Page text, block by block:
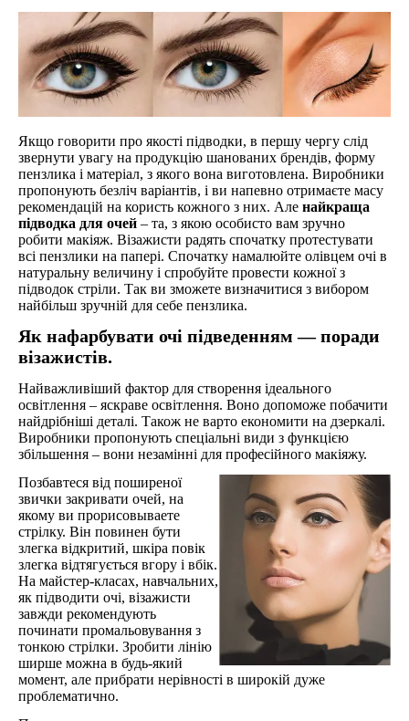
Якщо говорити про якості підводки, в першу чергу слід
звернути увагу на продукцію шанованих брендів, форму
пензлика і матеріал, з якого вона виготовлена. Виробники
пропонують безліч варіантів, і ви напевно отримаєте масу
рекомендацій на користь кожного з них. Але найкраща
підводка для очей – та, з якою особисто вам зручно
робити макіяж. Візажисти радять спочатку протестувати
всі пензлики на папері. Спочатку намалюйте олівцем очі в
натуральну величину і спробуйте провести кожної з
підводок стріли. Так ви зможете визначитися з вибором
найбільш зручній для себе пензлика.
Як нафарбувати очі підведенням ― поради
візажистів.
Найважливіший фактор для створення ідеального
освітлення – яскраве освітлення. Воно допоможе побачити
найдрібніші деталі. Також не варто економити на дзеркалі.
Виробники пропонують спеціальні види з функцією
збільшення – вони незамінні для професійного макіяжу.
Позбавтеся від поширеної
звички закривати очей, на
якому ви прорисовываете
стрілку. Він повинен бути
злегка відкритий, шкіра повік
злегка відтягується вгору і вбік.
На майстер-класах, навчальних,
як підводити очі, візажисти
завжди рекомендують
починати промальовування з
тонкою стрілки. Зробити лінію
ширше можна в будь-який
момент, але прибрати нерівності в широкій дуже
проблематично.